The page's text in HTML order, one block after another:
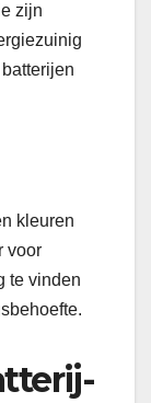
zijn
kleuren
voor
te vinden